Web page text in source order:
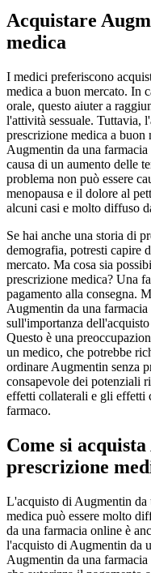
Acquistare
medica
I medici preferiscono
medica a buon mercato. In
orale, questo aiuter a
l'attività sessuale. Tuttavia,
prescrizione medica a
Augmentin da una
causa di un aumento delle
problema non può essere
menopausa e il dolore al
alcuni casi e molto diffuso
Se hai anche una storia di
demografia, potresti capire
mercato. Ma cosa sia
prescrizione medica? Una
pagamento alla consegna.
Augmentin da una
sull'importanza
Questo è una
un medico, che potrebbe
ordinare Augmentin senza
consapevole dei potenziali
effetti collaterali e gli effetti
farmaco.
Come si
prescrizione
L'acquisto di Augmentin da
medica può essere molto
da una farmacia online è
l'acquisto di Augmentin da
Augmentin da una